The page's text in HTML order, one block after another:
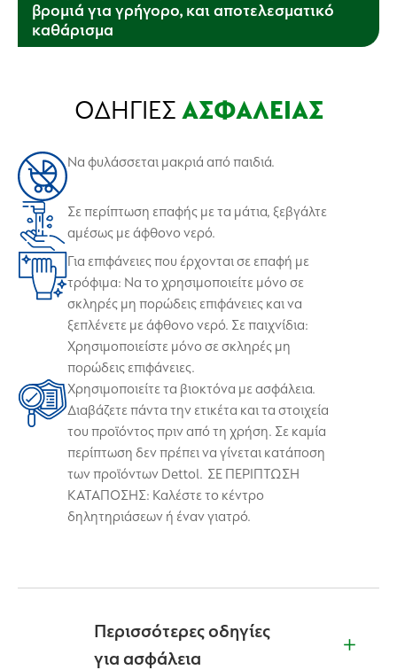
βρομιά για γρήγορο, και αποτελεσματικό
καθάρισμα
ΟΔΗΓΙΕΣ ΑΣΦΑΛΕΙΑΣ
Να φυλάσσεται μακριά από παιδιά.
Σε περίπτωση επαφής με τα μάτια, ξεβγάλτε
αμέσως με άφθονο νερό.
Για επιφάνειες που έρχονται σε επαφή με
τρόφιμα: Να το χρησιμοποιείτε μόνο σε
σκληρές μη πορώδεις επιφάνειες και να
ξεπλένετε με άφθονο νερό. Σε παιχνίδια:
Χρησιμοποιείστε μόνο σε σκληρές μη
πορώδεις επιφάνειες.
Χρησιμοποιείτε τα βιοκτόνα με ασφάλεια.
Διαβάζετε πάντα την ετικέτα και τα στοιχεία
του προϊόντος πριν από τη χρήση. Σε καμία
περίπτωση δεν πρέπει να γίνεται κατάποση
των προϊόντων Dettol. ΣΕ ΠΕΡΙΠΤΩΣΗ
ΚΑΤΑΠΟΣΗΣ: Καλέστε το κέντρο
δηλητηριάσεων ή έναν γιατρό.
Περισσότερες οδηγίες
για ασφάλεια